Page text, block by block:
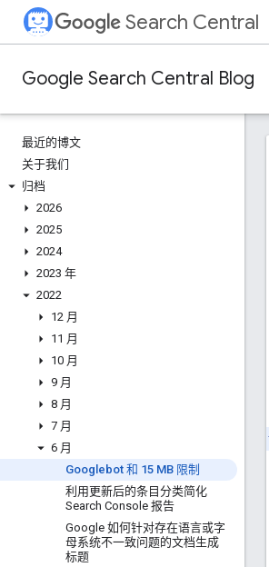
Search Central
Google Search Central Blog
最近的博文
关于我们
归档
2026
2025
2024
2023 年
2022
12 月
11 月
10 月
9 月
8 月
7 月
6 月
Googlebot 和 15 MB 限制
利用更新后的条目分类简化
Search Console 报告
Google 如何针对存在语言或字
母系统不一致问题的文档生成
标题